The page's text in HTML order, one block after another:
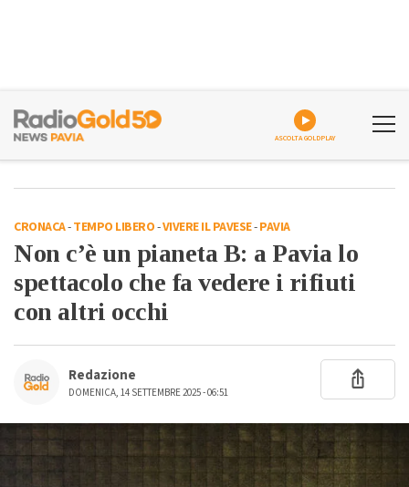
ASCOLTA GOLDPLAY
CRONACA-TEMPO LIBERO-VIVERE IL PAVESE-PAVIA
Non c’è un pianeta B: a Pavia lo
spettacolo che fa vedere i rifiuti
con altri occhi
Redazione
DOMENICA, 14 SETTEMBRE 2025 - 06:51